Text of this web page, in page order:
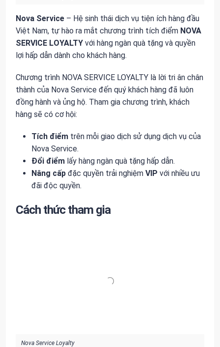
Nova Service – Hệ sinh thái dịch vụ tiện ích hàng đầu
Việt Nam, tự hào ra mắt chương trình tích điểm NOVA
SERVICE LOYALTY với hàng ngàn quà tặng và quyền
lợi hấp dẫn dành cho khách hàng.
Chương trình NOVA SERVICE LOYALTY là lời tri ân chân
thành của Nova Service đến quý khách hàng đã luôn
đồng hành và ủng hộ. Tham gia chương trình, khách
hàng sẽ có cơ hội:
Tích điểm trên mỗi giao dịch sử dụng dịch vụ của
Nova Service.
Đổi điểm lấy hàng ngàn quà tặng hấp dẫn.
Nâng cấp đặc quyền trải nghiệm VIP với nhiều ưu
đãi độc quyền.
Cách thức tham gia
Nova Service Loyalty